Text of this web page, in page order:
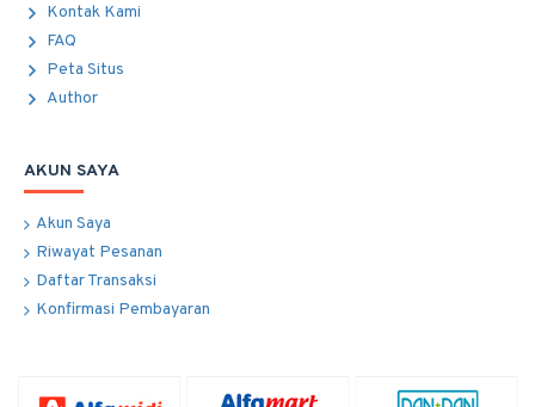
Kontak Kami
FAQ
Peta Situs
Author
AKUN SAYA
Akun Saya
Riwayat Pesanan
Daftar Transaksi
Konfirmasi Pembayaran